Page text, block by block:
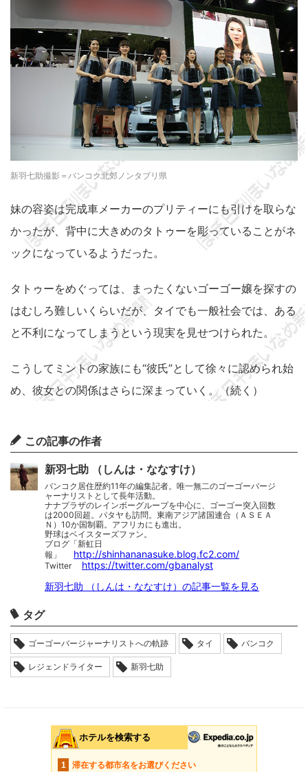
新羽七助撮影＝バンコク北郊ノンタブリ県
妹の容姿は完成車メーカーのプリティーにも引けを取らな
かったが、背中に大きめのタトゥーを彫っていることがネ
ックになっているようだった。
タトゥーをめぐっては、まったくないゴーゴー嬢を探すの
はむしろ難しいくらいだが、タイでも一般社会では、ある
と不利になってしまうという現実を見せつけられた。
こうしてミントの家族にも“彼氏”として徐々に認められ始
め、彼女との関係はさらに深まっていく。（続く）
この記事の作者
新羽七助 （しんは・ななすけ）
バンコク居住歴約11年の編集記者。唯一無二のゴーゴーバージ
ャーナリストとして長年活動。
ナナプラザのレインボーグループを中心に、ゴーゴー突入回数
は2000回超。パタヤも訪問。東南アジア諸国連合（ＡＳＥＡ
Ｎ）10か国制覇。アフリカにも進出。
野球はベイスターズファン。
ブログ「新虹日
報」 http://shinhananasuke.blog.fc2.com/
Twitter https://twitter.com/gbanalyst
新羽七助 （しんは・ななすけ）の記事一覧を見る
タグ
ゴーゴーバージャーナリストへの軌跡 タイ バンコク
レジェンドライター 新羽七助